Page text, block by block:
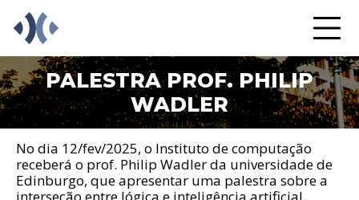
PALESTRA PROF. PHILIP
WADLER
No dia 12/fev/2025, o Instituto de computação
receberá o prof. Philip Wadler da universidade de
Edinburgo, que apresentar uma palestra sobre a